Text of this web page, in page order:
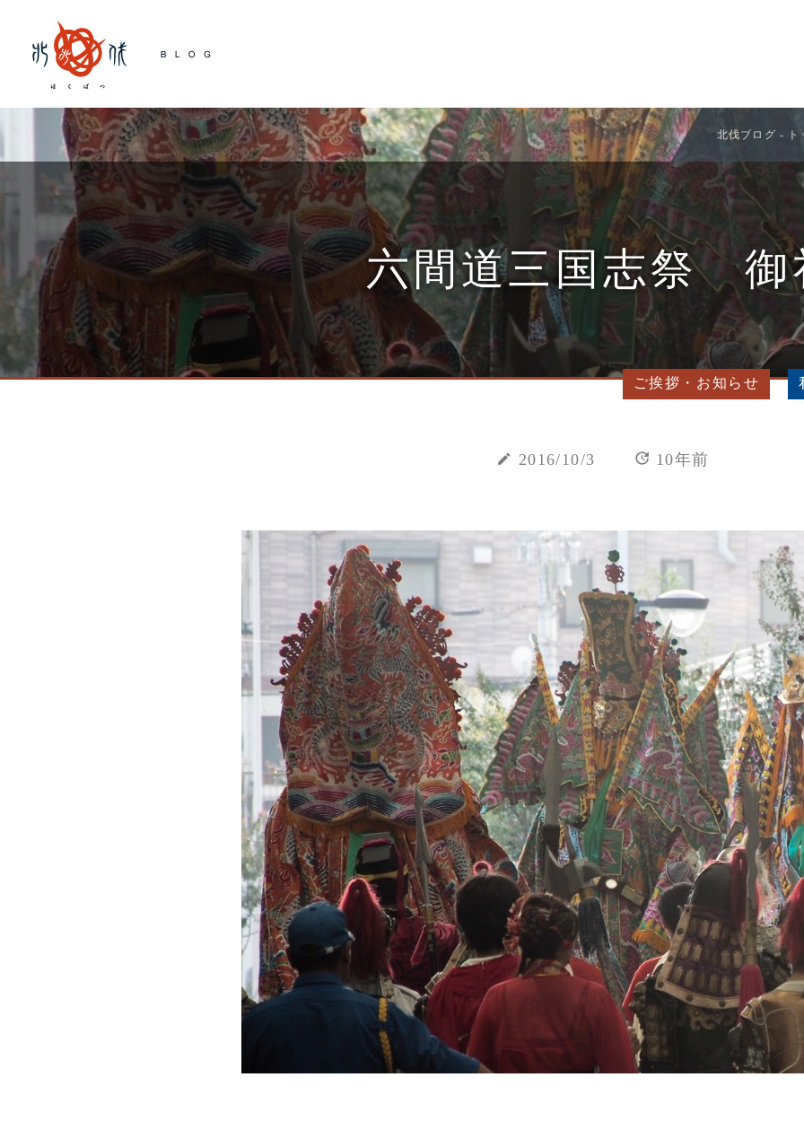
北伐ブログ - ト
六間道三国志祭 御
ご挨拶・お知らせ
create 2016/10/3 update 10年前